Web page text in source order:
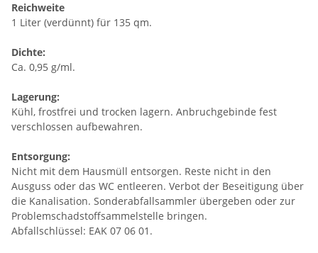
Reichweite
1 Liter (verdünnt) für 135 qm.
Dichte:
Ca. 0,95 g/ml.
Lagerung:
Kühl, frostfrei und trocken lagern. Anbruchgebinde fest
verschlossen aufbewahren.
Entsorgung:
Nicht mit dem Hausmüll entsorgen. Reste nicht in den
Ausguss oder das WC entleeren. Verbot der Beseitigung über
die Kanalisation. Sonderabfallsammler übergeben oder zur
Problemschadstoffsammelstelle bringen.
Abfallschlüssel: EAK 07 06 01.